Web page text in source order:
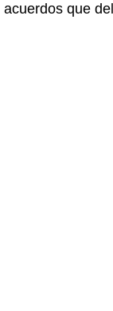
acuerdos que